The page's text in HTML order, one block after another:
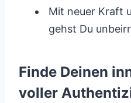
Mit neuer Kraft
gehst Du
Finde Deinen
voller